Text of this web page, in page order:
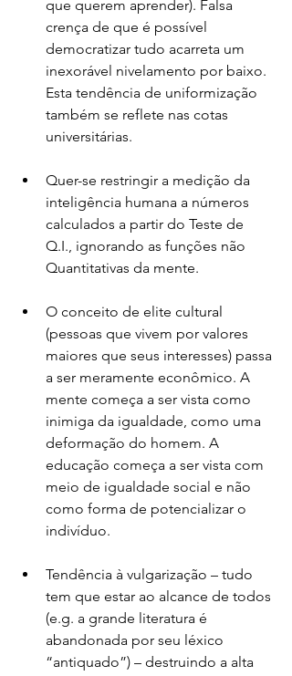
que querem aprender). Falsa
crença de que é possível
democratizar tudo acarreta um
inexorável nivelamento por baixo.
Esta tendência de uniformização
também se reflete nas cotas
universitárias.
Quer-se restringir a medição da
inteligência humana a números
calculados a partir do Teste de
Q.I., ignorando as funções não
Quantitativas da mente.
O conceito de elite cultural
(pessoas que vivem por valores
maiores que seus interesses) passa
a ser meramente econômico. A
mente começa a ser vista como
inimiga da igualdade, como uma
deformação do homem. A
educação começa a ser vista com
meio de igualdade social e não
como forma de potencializar o
indivíduo.
Tendência à vulgarização – tudo
tem que estar ao alcance de todos
(e.g. a grande literatura é
abandonada por seu léxico
“antiquado”) – destruindo a alta